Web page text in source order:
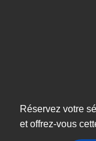
Réservez votre
et offrez-vous